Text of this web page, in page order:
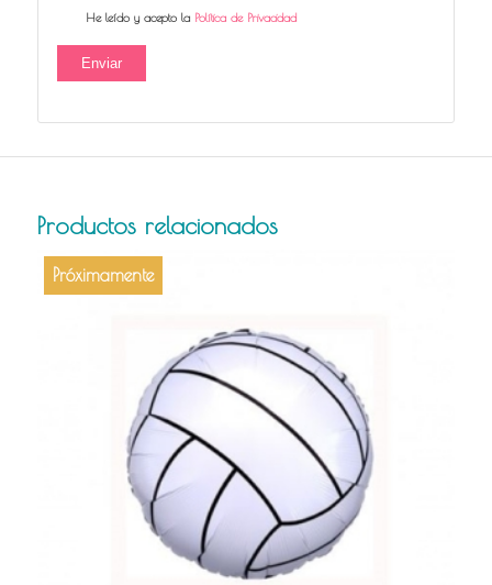
He leído y acepto la Política de Privacidad
Productos relacionados
Próximamente